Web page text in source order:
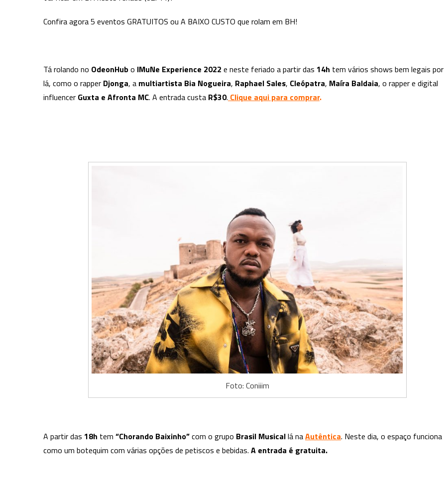
ou
que
rolam
em
Confira agora 5 eventos GRATUITOS ou A BAIXO CUSTO que rolam em BH!
Tá rolando no OdeonHubo IMuNe Experience 2022 e neste feriado a partir das 14h tem vários shows bem legais por
lá, como o rapper Djonga, a multiartista Bia Nogueira, Raphael Sales, Cleópatra, Maíra Baldaia, o rapper e digital
influencer Guxta e Afronta MC. A entrada custa R$30. Clique aqui para comprar.
Foto: Coniiim
A partir das 18h tem “Chorando Baixinho”com o grupo Brasil Musicallá naAutêntica. Neste dia, o espaço funciona
como um botequim com várias opções de petiscos e bebidas. A entrada é gratuita.